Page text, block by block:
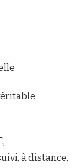
à distance,